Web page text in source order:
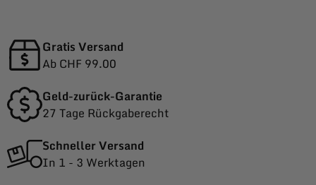
Gratis Versand
Ab CHF 99.00
Geld-zurück-Garantie
27 Tage Rückgaberecht
Schneller Versand
In 1 - 3 Werktagen